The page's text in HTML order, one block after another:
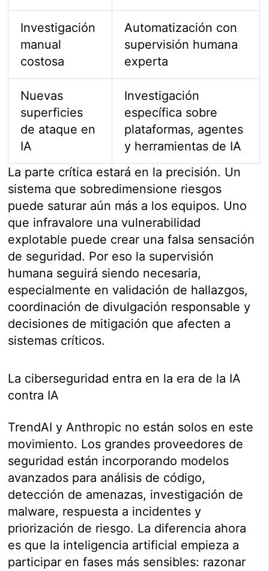
Investigación
manual
costosa
Automatización con
supervisión humana
experta
Nuevas
superficies
de ataque en
IA
Investigación
específica sobre
plataformas, agentes
y herramientas de IA
La parte crítica estará en la precisión. Un
sistema que sobredimensione riesgos
puede saturar aún más a los equipos. Uno
que infravalore una vulnerabilidad
explotable puede crear una falsa sensación
de seguridad. Por eso la supervisión
humana seguirá siendo necesaria,
especialmente en validación de hallazgos,
coordinación de divulgación responsable y
decisiones de mitigación que afecten a
sistemas críticos.
La ciberseguridad entra en la era de la IA
contra IA
TrendAI y Anthropic no están solos en este
movimiento. Los grandes proveedores de
seguridad están incorporando modelos
avanzados para análisis de código,
detección de amenazas, investigación de
malware, respuesta a incidentes y
priorización de riesgo. La diferencia ahora
es que la inteligencia artificial empieza a
participar en fases más sensibles: razonar